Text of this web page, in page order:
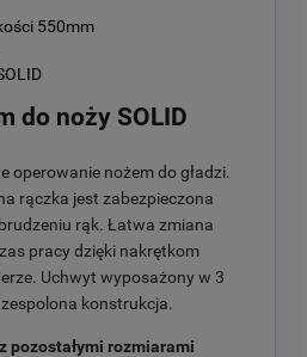
550mm
do noży SOLID
operowanie nożem do gładzi.
rączka jest zabezpieczona
rąk. Łatwa zmiana
pracy dzięki nakrętkom
Uchwyt wyposażony w 3
konstrukcja.
pozostałymi rozmiarami